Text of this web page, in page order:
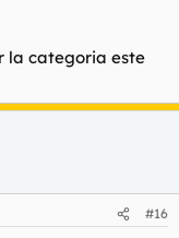
la categoria este
#16